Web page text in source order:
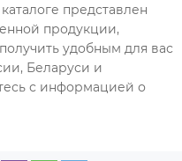
представлен
продукции,
удобным для вас
Беларуси и
с информацией о